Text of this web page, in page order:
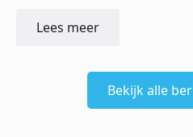
Lees meer
Bekijk alle